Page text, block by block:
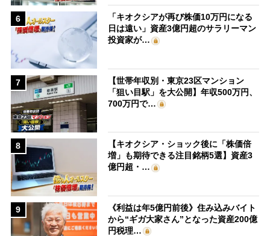
6
「キオクシアが再び株価10万円になる
日は遠い」資産3億円超のサラリーマン
投資家が…
7
【世帯年収別・東京23区マンション
「狙い目駅」を大公開】年収500万円、
700万円で…
8
【キオクシア・ショック後に「株価倍
増」も期待できる注目銘柄5選】資産3
億円超・…
9
《利益は年5億円前後》住み込みバイト
から“ギガ大家さん”となった資産200億
円税理…